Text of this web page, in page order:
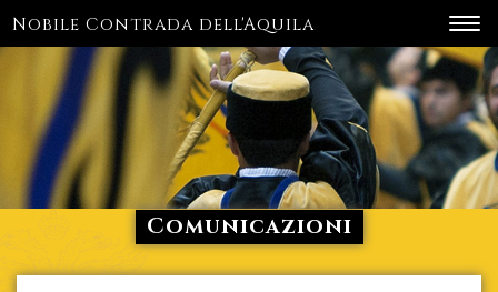
Nobile Contrada dell'Aquila
Comunicazioni